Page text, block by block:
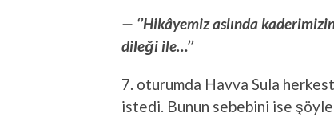
— ‘’Hikâyemiz aslında
dileği ile…’’
7. oturumda Havva Sula
istedi. Bunun sebebini ise şöyle